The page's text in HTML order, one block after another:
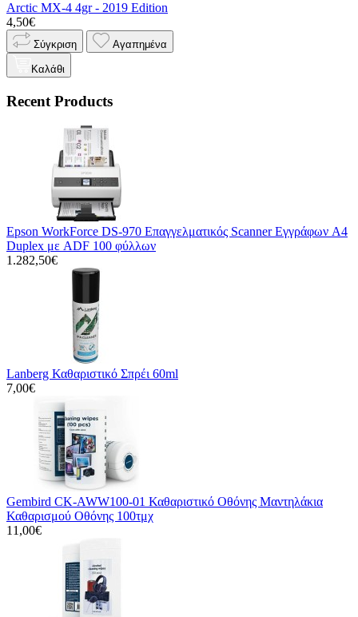
Arctic MX-4 4gr - 2019 Edition
4,50€
Σύγκριση Αγαπημένα
Καλάθι
Recent Products
Epson WorkForce DS-970 Επαγγελματικός Scanner Εγγράφων A4
Duplex με ADF 100 φύλλων
1.282,50€
Lanberg Καθαριστικό Σπρέι 60ml
7,00€
Gembird CK-AWW100-01 Καθαριστικό Οθόνης Μαντηλάκια
Καθαρισμού Οθόνης 100τμχ
11,00€